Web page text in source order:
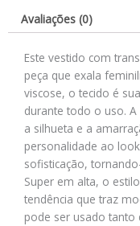
Avaliações (0)
Este vestido com
peça que exala
viscose, o tecido é
durante todo o uso.
a silhueta e a
personalidade ao
sofisticação,
Super em alta, o
tendência que traz
pode ser usado tanto